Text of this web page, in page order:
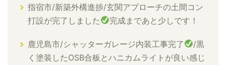
指宿市/新築外構進捗/玄関アプローチの土間コン
打設が完了しました
完成まであと少しです！
鹿児島市/シャッターガレージ内装工事完了
/黒
く塗装したOSB合板とハニカムライトが良い感じ